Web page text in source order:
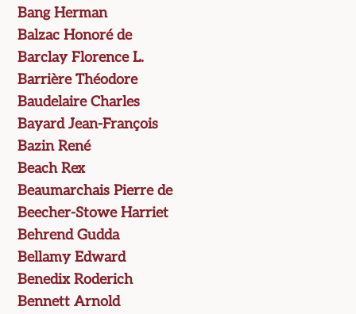
Bang Herman
Balzac Honoré de
Barclay Florence L.
Barrière Théodore
Baudelaire Charles
Bayard Jean-François
Bazin René
Beach Rex
Beaumarchais Pierre de
Beecher-Stowe Harriet
Behrend Gudda
Bellamy Edward
Benedix Roderich
Bennett Arnold